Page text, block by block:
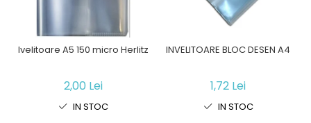
Ivelitoare A5 150 micro Herlitz
2,00 Lei
IN STOC
INVELITOARE BLOC DESEN A4
1,72 Lei
IN STOC